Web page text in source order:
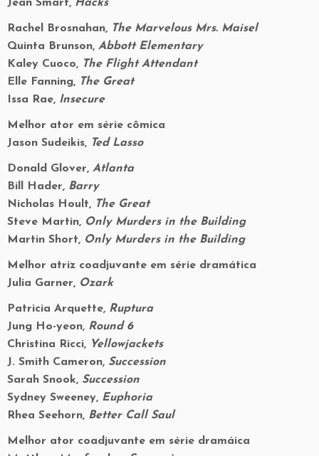
Jean Smart, Hacks
Rachel Brosnahan, The Marvelous Mrs. Maisel
Quinta Brunson, Abbott Elementary
Kaley Cuoco, The Flight Attendant
Elle Fanning, The Great
Issa Rae, Insecure
Melhor ator em série cômica
Jason Sudeikis, Ted Lasso
Donald Glover, Atlanta
Bill Hader, Barry
Nicholas Hoult, The Great
Steve Martin, Only Murders in the Building
Martin Short, Only Murders in the Building
Melhor atriz coadjuvante em série dramática
Julia Garner, Ozark
Patricia Arquette, Ruptura
Jung Ho-yeon, Round 6
Christina Ricci, Yellowjackets
J. Smith Cameron, Succession
Sarah Snook, Succession
Sydney Sweeney, Euphoria
Rhea Seehorn, Better Call Saul
Melhor ator coadjuvante em série dramáica